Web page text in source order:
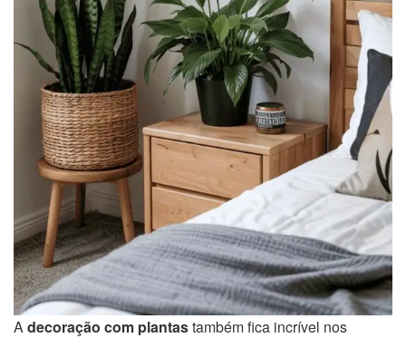
A decoração com plantastambém fica incrível nos